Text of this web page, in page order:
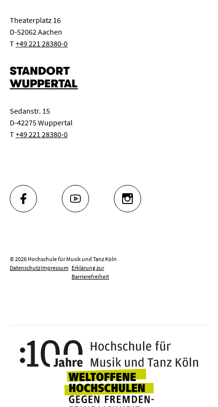
Theaterplatz 16
D-52062 Aachen
T+49 221 28380-0
STANDORT
WUPPERTAL
Sedanstr. 15
D-42275 Wuppertal
T+49 221 28380-0
FACEBOOK YOUTUBE INSTAGRAM
© 2026 Hochschule für Musik und Tanz Köln
DatenschutzImpressum Erklärung zur
Barrierefreiheit